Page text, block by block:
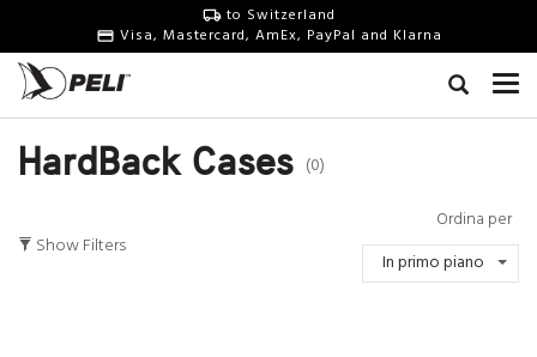
to Switzerland
Visa, Mastercard, AmEx, PayPal and Klarna
HardBack Cases (0)
Show Filters
Ordina per
In primo piano